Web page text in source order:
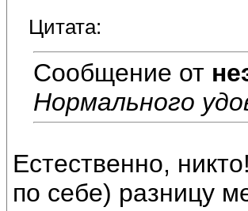
Цитата:
Сообщение от
Нормального
Естественно,
по себе) разницу